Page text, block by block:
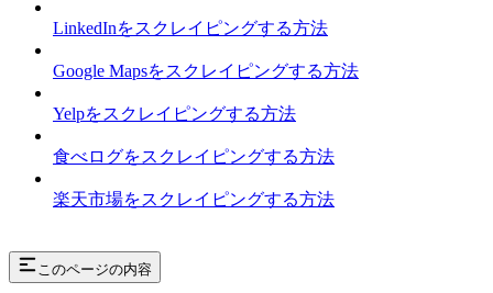
LinkedInをスクレイピングする方法
Google Mapsをスクレイピングする方法
Yelpをスクレイピングする方法
食べログをスクレイピングする方法
楽天市場をスクレイピングする方法
このページの内容